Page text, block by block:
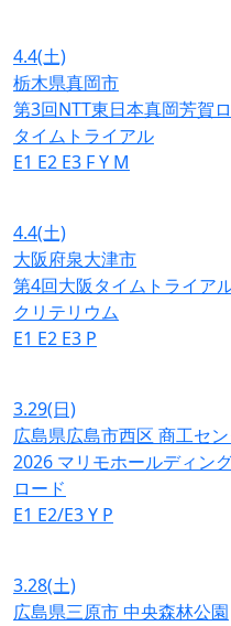
4.4(土)
栃木県真岡市
第3回NTT東日本真岡芳賀
タイムトライアル
E1 E2 E3 FY M
4.4(土)
大阪府泉大津市
第4回大阪タイムトライア
クリテリウム
E1 E2 E3 P
3.29(日)
広島県広島市西区 商工セ
2026 マリモホールディン
ロード
E1 E2/E3Y P
3.28(土)
広島県三原市 中央森林公園